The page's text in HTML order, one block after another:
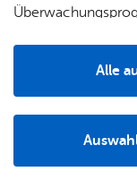
For­
& TV
Pres­se
Alle